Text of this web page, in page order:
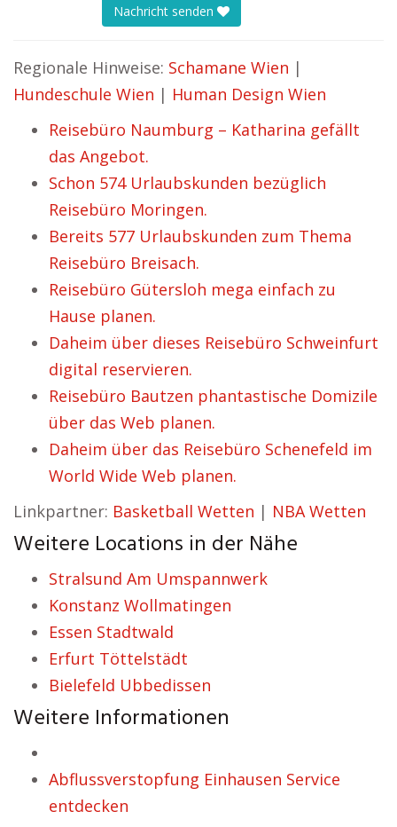
Nachricht senden
Regionale Hinweise: Schamane Wien |
Hundeschule Wien | Human Design Wien
Reisebüro Naumburg – Katharina gefällt
das Angebot.
Schon 574 Urlaubskunden bezüglich
Reisebüro Moringen.
Bereits 577 Urlaubskunden zum Thema
Reisebüro Breisach.
Reisebüro Gütersloh mega einfach zu
Hause planen.
Daheim über dieses Reisebüro Schweinfurt
digital reservieren.
Reisebüro Bautzen phantastische Domizile
über das Web planen.
Daheim über das Reisebüro Schenefeld im
World Wide Web planen.
Linkpartner: Basketball Wetten | NBA Wetten
Weitere Locations in der Nähe
Stralsund Am Umspannwerk
Konstanz Wollmatingen
Essen Stadtwald
Erfurt Töttelstädt
Bielefeld Ubbedissen
Weitere Informationen
Abflussverstopfung Einhausen Service
entdecken